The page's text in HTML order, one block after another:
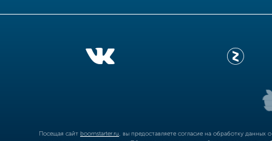
Посещая сайт boomstarter.ru , вы предоставляете согласие на обработку